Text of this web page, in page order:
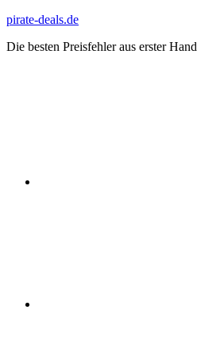
Zum
springen
pirate-deals.de
Die besten Preisfehler aus erster Hand